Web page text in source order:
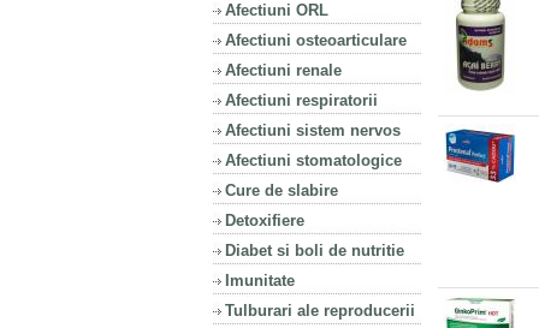
Afectiuni ORL
Afectiuni osteoarticulare
Afectiuni renale
Afectiuni respiratorii
Afectiuni sistem nervos
Afectiuni stomatologice
Cure de slabire
Detoxifiere
Diabet si boli de nutritie
Imunitate
Tulburari ale reproducerii